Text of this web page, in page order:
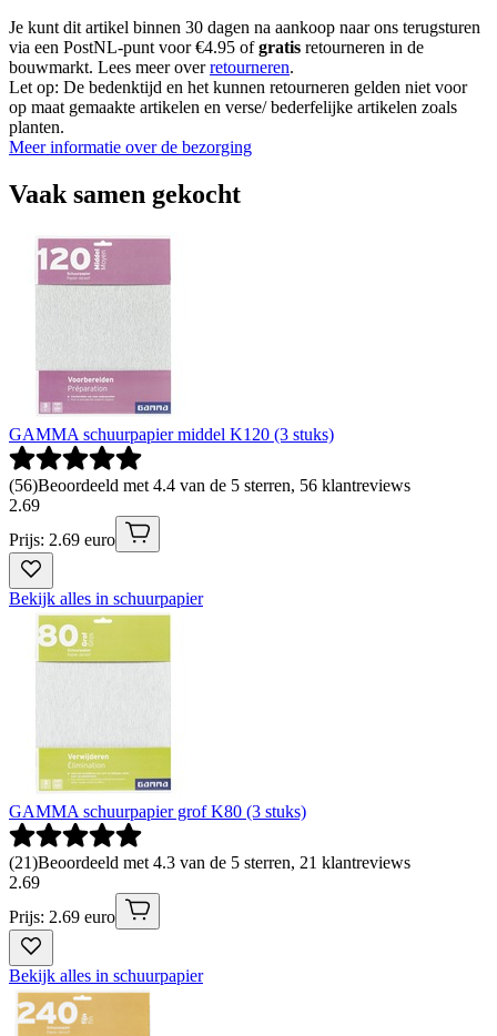
Je kunt dit artikel binnen 30 dagen na aankoop naar ons terugsturen
via een PostNL-punt voor €4.95 ofgratis retourneren in de
bouwmarkt. Lees meer overretourneren.
Let op: De bedenktijd en het kunnen retourneren gelden niet voor
op maat gemaakte artikelen en verse/ bederfelijke artikelen zoals
planten.
Meer informatie over de bezorging
Vaak samen gekocht
GAMMA schuurpapier middel K120 (3 stuks)
(56)Beoordeeld met 4.4 van de 5 sterren, 56 klantreviews
2.69
Prijs: 2.69 euro
Bekijk alles in schuurpapier
GAMMA schuurpapier grof K80 (3 stuks)
(21)Beoordeeld met 4.3 van de 5 sterren, 21 klantreviews
2.69
Prijs: 2.69 euro
Bekijk alles in schuurpapier